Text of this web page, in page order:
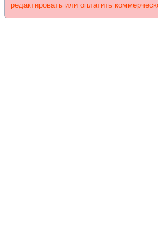
редактировать или оплатить